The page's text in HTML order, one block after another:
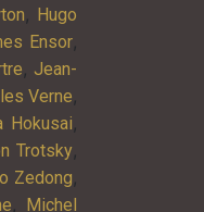
, Hugo
Ensor,
, Jean-
Verne,
Hokusai,
Trotsky,
Zedong,
, Michel